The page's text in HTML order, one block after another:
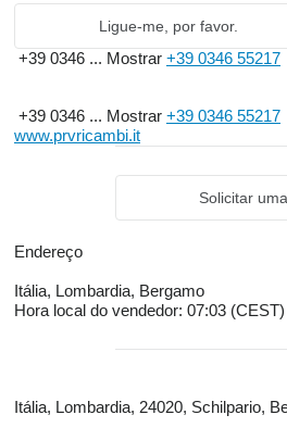
Ligue-me, por favor.
+39 0346 ... Mostrar +39 0346 55217
+39 0346 ... Mostrar +39 0346 55217
www.prvricambi.it
Solicitar
Endereço
Itália, Lombardia, Bergamo
Hora local do vendedor: 07:03 (CEST)
Itália, Lombardia, 24020, Schilpario,